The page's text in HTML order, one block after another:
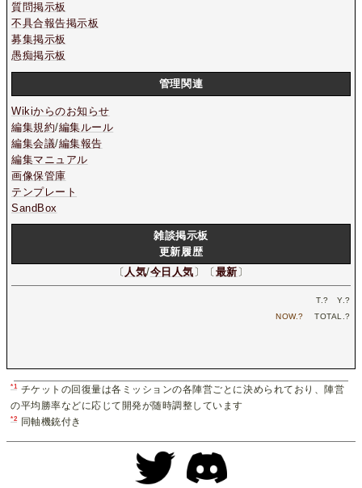
質問掲示板
不具合報告掲示板
募集掲示板
愚痴掲示板
管理関連
Wikiからのお知らせ
編集規約/編集ルール
編集会議/編集報告
編集マニュアル
画像保管庫
テンプレート
SandBox
雑談掲示板
更新履歴
〔 人気/今日人気〕〔最新〕
T.? Y.?
NOW.? TOTAL.?
*1 チケットの回復量は各ミッションの各陣営ごとに決められており、陣営
の平均勝率などに応じて開発が随時調整しています
*2 同軸機銃付き